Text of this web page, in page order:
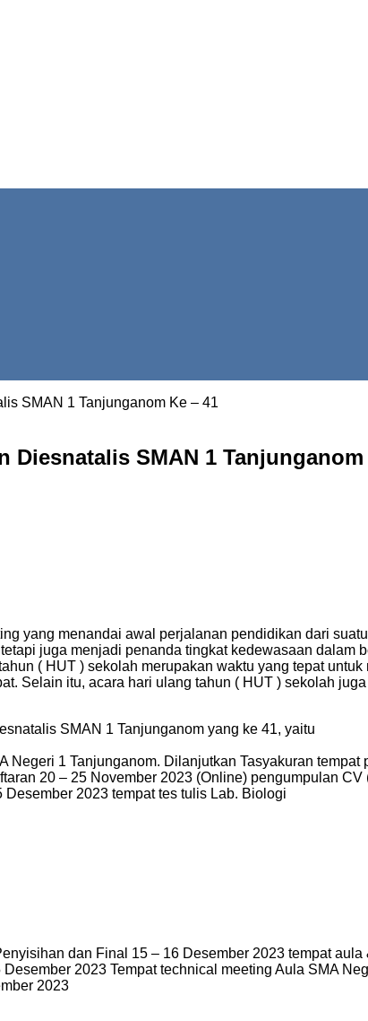
SMAN 1 Tanjunganom Ke – 41
SMAN 1 Tanjunganom
yang menandai awal perjalanan pendidikan dari
juga menjadi penanda tingkat kedewasaan dalam
( HUT ) sekolah merupakan waktu yang tepat
Selain itu, acara hari ulang tahun ( HUT ) sekolah
SMAN 1 Tanjunganom yang ke 41, yaitu
1 Tanjunganom. Dilanjutkan Tasyakuran tempat
20 – 25 November 2023 (Online) pengumpulan
2023 tempat tes tulis Lab. Biologi
dan Final 15 – 16 Desember 2023 tempat
2023 Tempat technical meeting Aula SMA
2023